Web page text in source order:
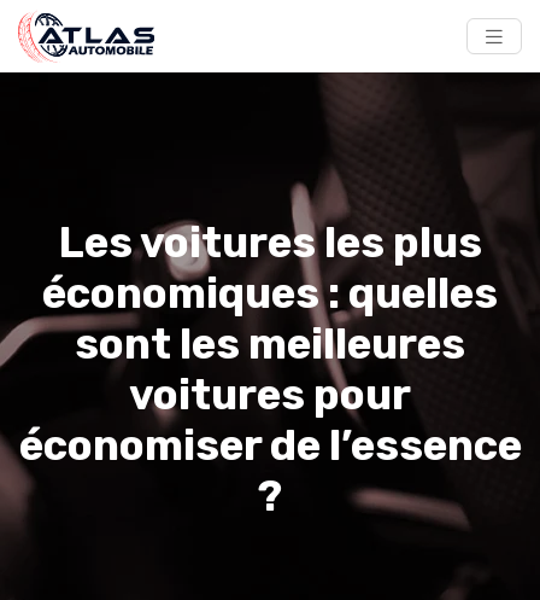
Les voitures les plus
économiques : quelles
sont les meilleures
voitures pour
économiser de l’essence
?